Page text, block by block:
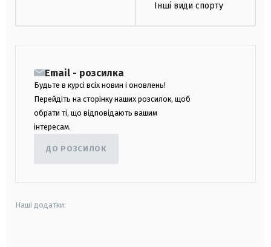
Інші види спорту
Email - розсилка
Будьте в курсі всіх новин і оновлень!
Перейдіть на сторінку наших розсилок, щоб
обрати ті, що відповідають вашим
інтересам.
ДО РОЗСИЛОК
Наші додатки: